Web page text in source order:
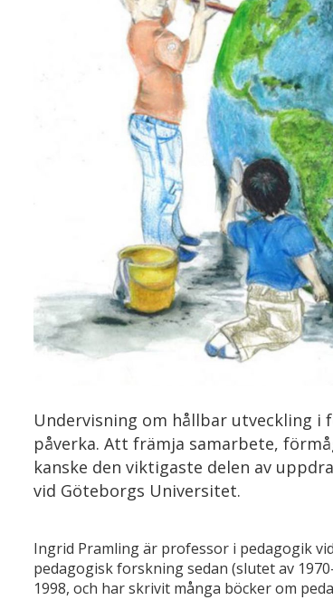
Undervisning om hållbar utveckling
påverka. Att främja samarbete,
kanske den viktigaste delen av
vid Göteborgs Universitet.
Ingrid Pramling är professor i pedagogik
pedagogisk forskning sedan (slutet av
1998, och har skrivit många böcker om